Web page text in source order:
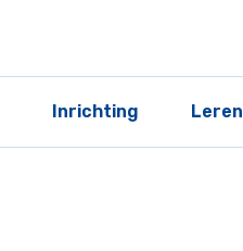
Inrichting Leren